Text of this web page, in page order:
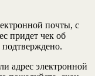
почты, с
придет чек об
адрес электронной